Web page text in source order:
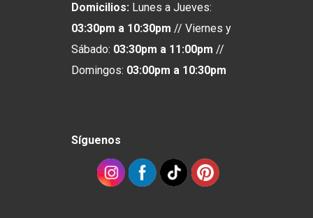
Domicilios: Lunes a Jueves:
03:30pm a 10:30pm // Viernes y
Sábado: 03:30pm a 11:00pm //
Domingos: 03:00pm a 10:30pm
Síguenos